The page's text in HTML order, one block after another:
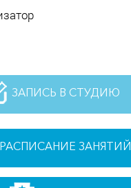
ЗАПИСЬ В СТУДИЮ
РАСПИСАНИЕ ЗАНЯТИЙ